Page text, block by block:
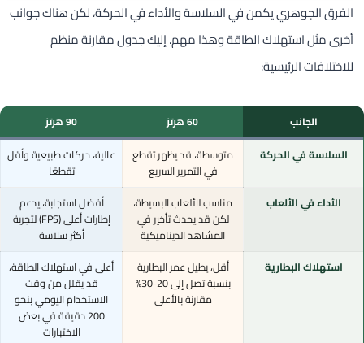
الفرق الجوهري يكمن في السلاسة والأداء في الحركة، لكن هناك جوانب
أخرى مثل استهلاك الطاقة وهذا مهم. إليك جدول مقارنة منظم
للاختلافات الرئيسية:
الجانب 60 هرتز
90 هرتز
السلاسة في الحركة
متوسطة، قد يظهر تقطع
في التمرير السريع
عالية، حركات طبيعية وأقل
تقطعًا
الأداء في الألعاب
مناسب للألعاب البسيطة،
لكن قد يحدث تأخير في
المشاهد الديناميكية
أفضل استجابة، يدعم
إطارات أعلى (FPS) لتجربة
أكثر سلاسة
استهلاك البطارية
أقل، يطيل عمر البطارية
بنسبة تصل إلى 20-30%
مقارنة بالأعلى
أعلى في استهلاك الطاقة،
قد يقلل من وقت
الاستخدام اليومي بنحو
200 دقيقة في بعض
الاختبارات